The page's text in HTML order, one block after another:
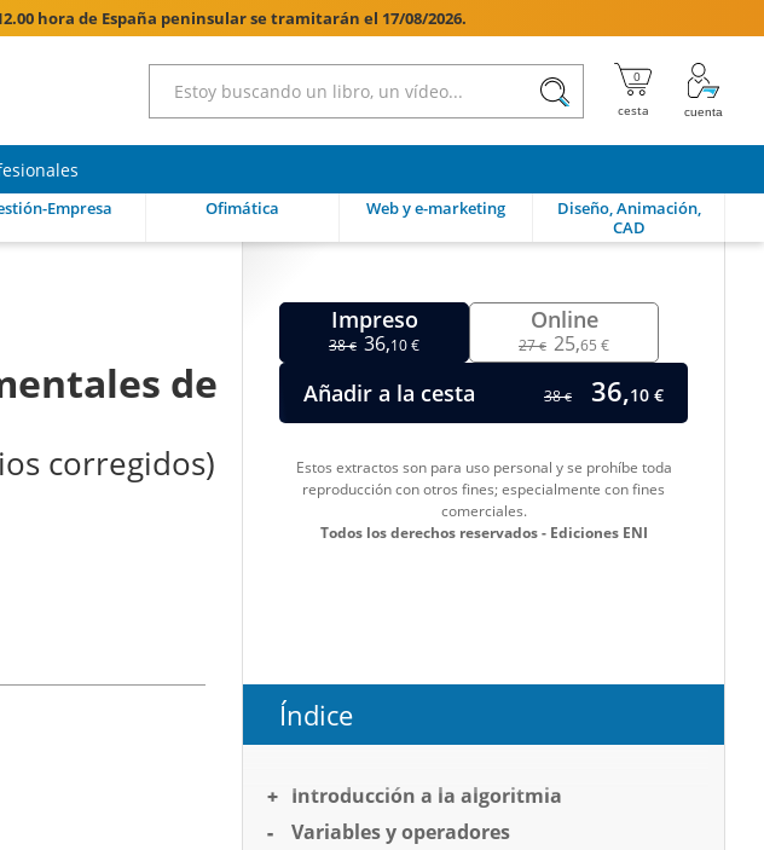
hora de España peninsular se tramitarán el 17/08/2026.

Empresa Ofimática Web y e-marketing
Diseño, Animación,
CAD
de
corregidos)
Impreso
38€ 36,10 €
Online
27€ 25,65 €
Añadir a la cesta 38€ 36,10 €
Estos extractos son para uso personal y se prohíbe toda
reproducción con otros fines; especialmente con fines
comerciales.
Todos los derechos reservados - Ediciones ENI
Índice
Introducción a la algoritmia
Variables y operadores